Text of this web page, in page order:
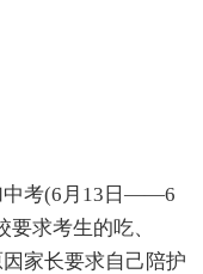
中考(6月13日——6
求考生的吃、
家长要求自己陪护